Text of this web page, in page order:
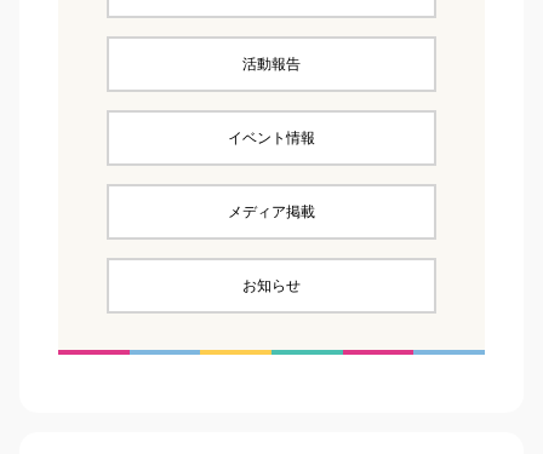
活動報告
イベント情報
メディア掲載
お知らせ